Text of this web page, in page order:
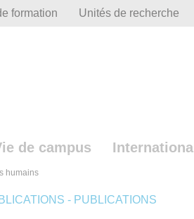
formation Unités de recherche
de campus International
humains
- PUBLICATIONS